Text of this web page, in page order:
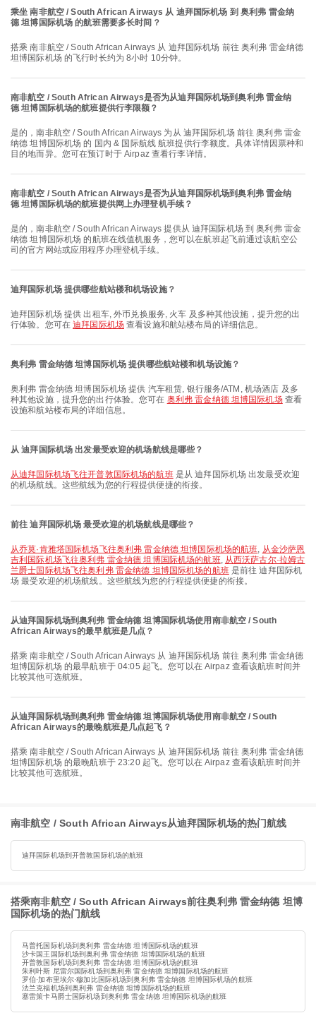
乘坐 南非航空 / South African Airways 从 迪拜国际机场 到 奥利弗 雷金纳
德 坦博国际机场 的航班需要多长时间？
搭乘 南非航空 / South African Airways 从 迪拜国际机场 前往 奥利弗 雷金纳德
坦博国际机场 的飞行时长约为 8小时 10分钟。
南非航空 / South African Airways是否为从迪拜国际机场到奥利弗 雷金纳
德 坦博国际机场的航班提供行李限额？
是的，南非航空 / South African Airways 为从 迪拜国际机场 前往 奥利弗 雷金
纳德 坦博国际机场 的 国内 & 国际航线 航班提供行李额度。具体详情因票种和
目的地而异。您可在预订时于 Airpaz 查看行李详情。
南非航空 / South African Airways是否为从迪拜国际机场到奥利弗 雷金纳
德 坦博国际机场的航班提供网上办理登机手续？
是的，南非航空 / South African Airways 提供从 迪拜国际机场 到 奥利弗 雷金
纳德 坦博国际机场 的航班在线值机服务，您可以在航班起飞前通过该航空公
司的官方网站或应用程序办理登机手续。
迪拜国际机场 提供哪些航站楼和机场设施？
迪拜国际机场 提供 出租车, 外币兑换服务, 火车 及多种其他设施，提升您的出
行体验。您可在迪拜国际机场查看设施和航站楼布局的详细信息。
奥利弗 雷金纳德 坦博国际机场 提供哪些航站楼和机场设施？
奥利弗 雷金纳德 坦博国际机场 提供 汽车租赁, 银行服务/ATM, 机场酒店 及多
种其他设施，提升您的出行体验。您可在 奥利弗 雷金纳德 坦博国际机场查看
设施和航站楼布局的详细信息。
从 迪拜国际机场 出发最受欢迎的机场航线是哪些？
从迪拜国际机场飞往开普敦国际机场的航班是从 迪拜国际机场 出发最受欢迎
的机场航线。这些航线为您的行程提供便捷的衔接。
前往 迪拜国际机场 最受欢迎的机场航线是哪些？
从乔莫·肯雅塔国际机场飞往奥利弗 雷金纳德 坦博国际机场的航班, 从金沙萨恩
吉利国际机场飞往奥利弗 雷金纳德 坦博国际机场的航班, 从西沃萨古尔·拉姆古
兰爵士国际机场飞往奥利弗 雷金纳德 坦博国际机场的航班是前往 迪拜国际机
场 最受欢迎的机场航线。这些航线为您的行程提供便捷的衔接。
从迪拜国际机场到奥利弗 雷金纳德 坦博国际机场使用南非航空 / South
African Airways的最早航班是几点？
搭乘 南非航空 / South African Airways 从 迪拜国际机场 前往 奥利弗 雷金纳德
坦博国际机场 的最早航班于 04:05 起飞。您可以在 Airpaz 查看该航班时间并
比较其他可选航班。
从迪拜国际机场到奥利弗 雷金纳德 坦博国际机场使用南非航空 / South
African Airways的最晚航班是几点起飞？
搭乘 南非航空 / South African Airways 从 迪拜国际机场 前往 奥利弗 雷金纳德
坦博国际机场 的最晚航班于 23:20 起飞。您可以在 Airpaz 查看该航班时间并
比较其他可选航班。
南非航空 / South African Airways从迪拜国际机场的热门航线
迪拜国际机场到开普敦国际机场的航班
搭乘南非航空 / South African Airways前往奥利弗 雷金纳德 坦博
国际机场的热门航线
马普托国际机场到奥利弗 雷金纳德 坦博国际机场的航班
沙卡国王国际机场到奥利弗 雷金纳德 坦博国际机场的航班
开普敦国际机场到奥利弗 雷金纳德 坦博国际机场的航班
朱利叶斯 尼雷尔国际机场到奥利弗 雷金纳德 坦博国际机场的航班
罗伯·加布里埃尔·穆加比国际机场到奥利弗 雷金纳德 坦博国际机场的航班
法兰克福机场到奥利弗 雷金纳德 坦博国际机场的航班
塞雷策卡马爵士国际机场到奥利弗 雷金纳德 坦博国际机场的航班